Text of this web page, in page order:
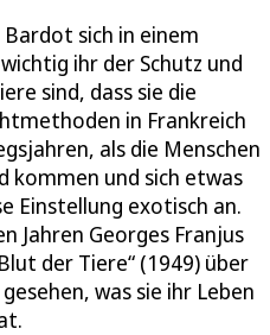
sich in einem
ihr der Schutz und
sind, dass sie die
in Frankreich
als die Menschen
kommen und sich etwas
Einstellung exotisch an.
Jahren Georges Franjus
der Tiere“ (1949) über
was sie ihr Leben